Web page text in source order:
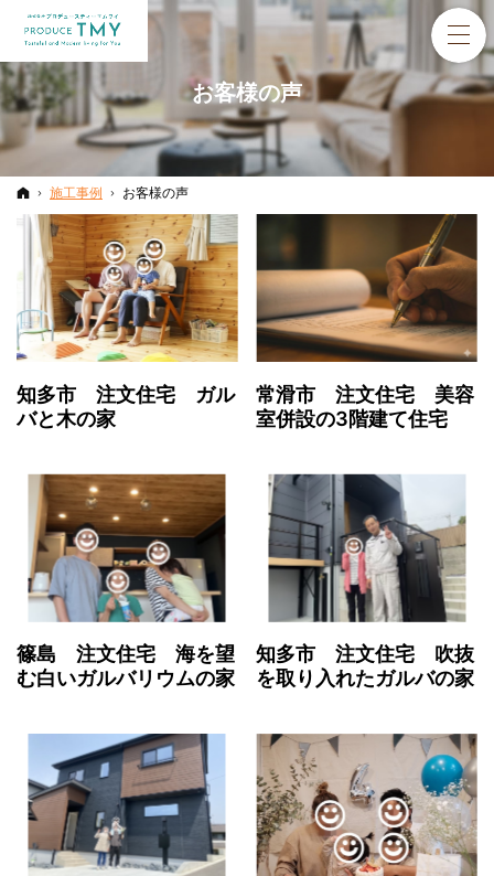
お客様の声
ホーム
施工事例 お客様の声
知多市 注文住宅 ガル
バと木の家
常滑市 注文住宅 美容
室併設の3階建て住宅
篠島 注文住宅 海を望
む白いガルバリウムの家
知多市 注文住宅 吹抜
を取り入れたガルバの家